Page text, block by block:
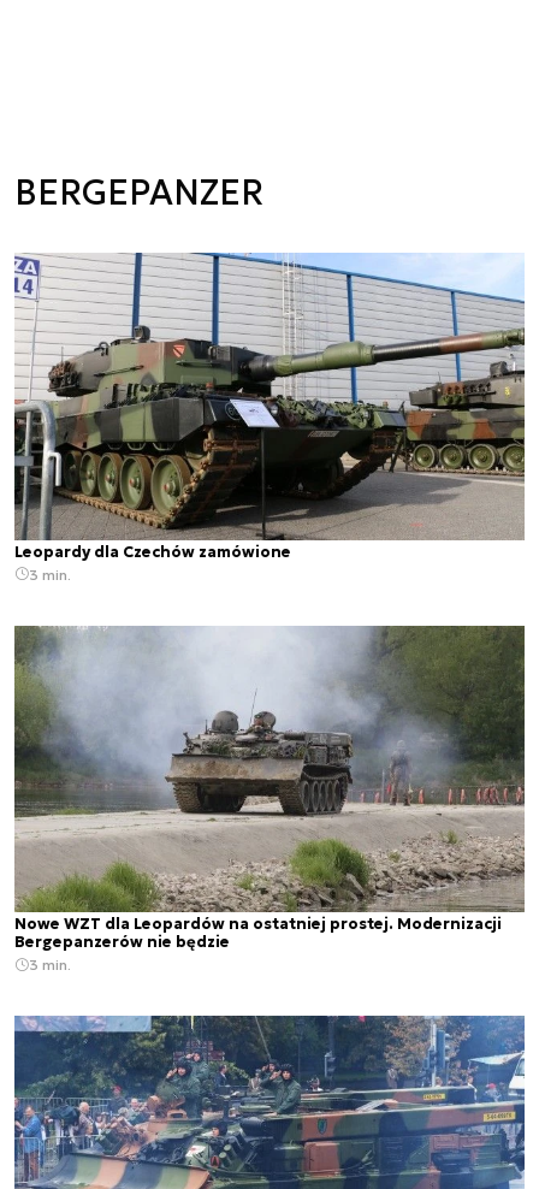
BERGEPANZER
Leopardy dla Czechów zamówione
3 min.
Nowe WZT dla Leopardów na ostatniej prostej. Modernizacji
Bergepanzerów nie będzie
3 min.